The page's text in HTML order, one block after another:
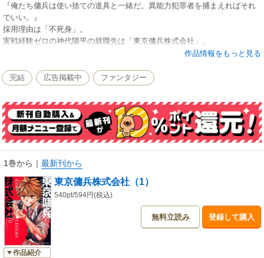
『俺たち傭兵は使い捨ての道具と一緒だ。異能力犯罪者を捕まえればそれ
でいい。』
採用理由は「不死身」。
実戦経験ゼロの神代陽平の就職先は「東京傭兵株式会社」。
異能力犯罪者を確保するための民間軍事会社だった……！！
就活戦績３６戦３６敗！ 就職活動大苦戦中の神代陽平が、３７社目で受
民間軍事会社だった……！！ 唯一の取り柄「不死身」の異能力を評価さ
れ採用された神代は、ルーキーとして異能力犯罪者たちを取り締まる現場
に投入されるが、そこには文字通りの地獄が待っていた──。
作品情報をもっと見る
完結 広告掲載中 ファンタジー
1巻から ｜ 最新刊から
作品紹介
東京傭兵株式会社（1）
540pt/594円(税込)
無料立読み 登録して購入